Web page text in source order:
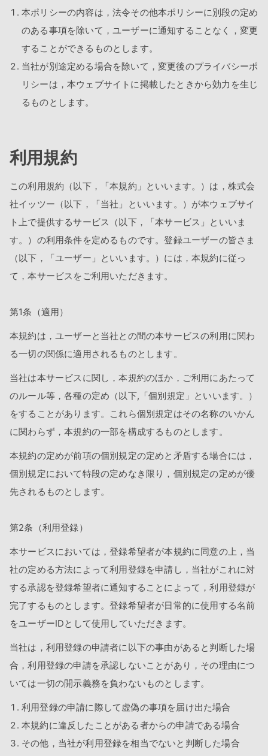
本ポリシーの内容は，法令その他本ポリシーに別段の定め
のある事項を除いて，ユーザーに通知することなく，変更
することができるものとします。
当社が別途定める場合を除いて，変更後のプライバシーポ
リシーは，本ウェブサイトに掲載したときから効力を生じ
るものとします。
利用規約
この利用規約（以下，「本規約」といいます。）は，株式会
社イッツー（以下，「当社」といいます。）が本ウェブサイ
ト上で提供するサービス（以下，「本サービス」といいま
す。）の利用条件を定めるものです。登録ユーザーの皆さま
（以下，「ユーザー」といいます。）には，本規約に従っ
て，本サービスをご利用いただきます。
第1条（適用）
本規約は，ユーザーと当社との間の本サービスの利用に関わ
る一切の関係に適用されるものとします。
当社は本サービスに関し，本規約のほか，ご利用にあたって
のルール等，各種の定め（以下,「個別規定」といいます。）
をすることがあります。これら個別規定はその名称のいかん
に関わらず，本規約の一部を構成するものとします。
本規約の定めが前項の個別規定の定めと矛盾する場合には，
個別規定において特段の定めなき限り，個別規定の定めが優
先されるものとします。
第2条（利用登録）
本サービスにおいては，登録希望者が本規約に同意の上，当
社の定める方法によって利用登録を申請し，当社がこれに対
する承認を登録希望者に通知することによって，利用登録が
完了するものとします。登録希望者が日常的に使用する名前
をユーザーIDとして使用していただきます。
当社は，利用登録の申請者に以下の事由があると判断した場
合，利用登録の申請を承認しないことがあり，その理由につ
いては一切の開示義務を負わないものとします。
利用登録の申請に際して虚偽の事項を届け出た場合
本規約に違反したことがある者からの申請である場合
その他，当社が利用登録を相当でないと判断した場合